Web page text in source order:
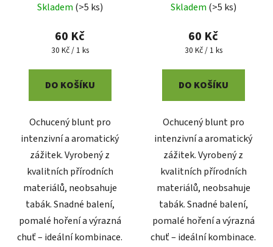
Skladem (>5 ks)
60 Kč
Měrná
30 Kč / 1 ks
DO KOŠÍKU
Ochucený blunt pro
intenzivní a aromatický
zážitek. Vyrobený z
kvalitních přírodních
materiálů, neobsahuje
tabák. Snadné balení,
pomalé hoření a výrazná
chuť – ideální kombinace.
Skladem (>5 ks)
60 Kč
Měrná
30 Kč / 1 ks
DO KOŠÍKU
Ochucený blunt pro
intenzivní a aromatický
zážitek. Vyrobený z
kvalitních přírodních
materiálů, neobsahuje
tabák. Snadné balení,
pomalé hoření a výrazná
chuť – ideální kombinace.